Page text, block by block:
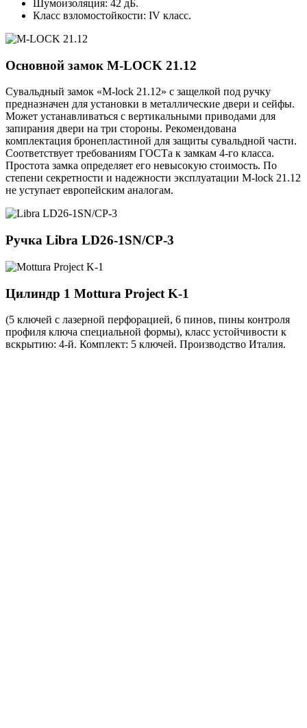
Шумоизоляция: 42 дБ.
Класс взломостойкости: IV класс.
Основной замок M-LOCK 21.12
Сувальдный замок «M-lock 21.12» с защелкой под ручку
предназначен для установки в металлические двери и сейфы.
Может устанавливаться с вертикальными приводами для
запирания двери на три стороны. Рекомендована
комплектация бронепластиной для защиты сувальдной части.
Соответствует требованиям ГОСТа к замкам 4-го класса.
Простота замка определяет его невысокую стоимость. По
степени секретности и надежности эксплуатации M-lock 21.12
не уступает европейским аналогам.
Ручка Libra LD26-1SN/CP-3
Цилиндр 1 Mottura Project K-1
(5 ключей с лазерной перфорацией, 6 пинов, пины контроля
профиля ключа специальной формы), класс устойчивости к
вскрытию: 4-й. Комплект: 5 ключей. Производство Италия.